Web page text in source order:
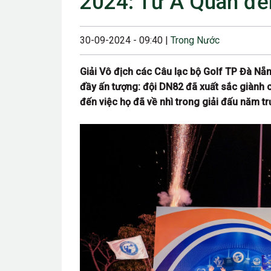
28/06/2024 12:00
25/04/2024 6:00
07/03/2024 12:00
22/12/2023
26/10/2023
30-09-2024 - 09:40 | Trong Nước
Giải Vô địch các Câu lạc bộ Golf TP Đà
đầy ấn tượng: đội DN82 đã xuất sắc
đến việc họ đã về nhì trong giải đấu năm